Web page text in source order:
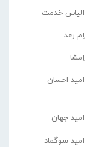
الیاس خدمت
اِم رعد
اِمشا
امید احسان
امید جهان
امید سوگماد